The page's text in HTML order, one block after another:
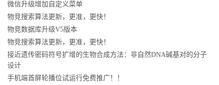
微信升级增加自定义菜单
物竞搜索算法更新，更准，更快！
物竞数据库升级V5版本
物竞搜索算法更新，更准，更快！
接近遗传密码符号扩增的生物合成方法：非自然DNA碱基对的分子
设计
手机端首屏轮播位试运行免费推广！！